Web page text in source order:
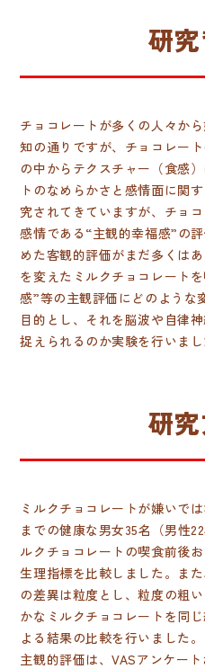
研
チョコレートが多くの人々か
知の通りですが、チョコレー
の中からテクスチャー（食感
トのなめらかさと感情面に関
究されてきていますが、チョ
感情である“主観的幸福感”の
めた客観的評価がまだ多くは
を変えたミルクチョコレート
感”等の主観評価にどのような
目的とし、それを脳波や自律
捉えられるのか実験を行いまし
研
ミルクチョコレートが嫌いで
までの健康な男女35名（男性
ルクチョコレートの喫食前後
生理指標を比較しました。ま
の差異は粒度とし、粒度の粗
かなミルクチョコレートを同
よる結果の比較を行いました。
主観的評価は、VASアンケー